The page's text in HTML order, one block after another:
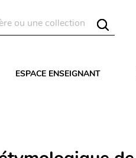
ESPACE ENSEIGNANT